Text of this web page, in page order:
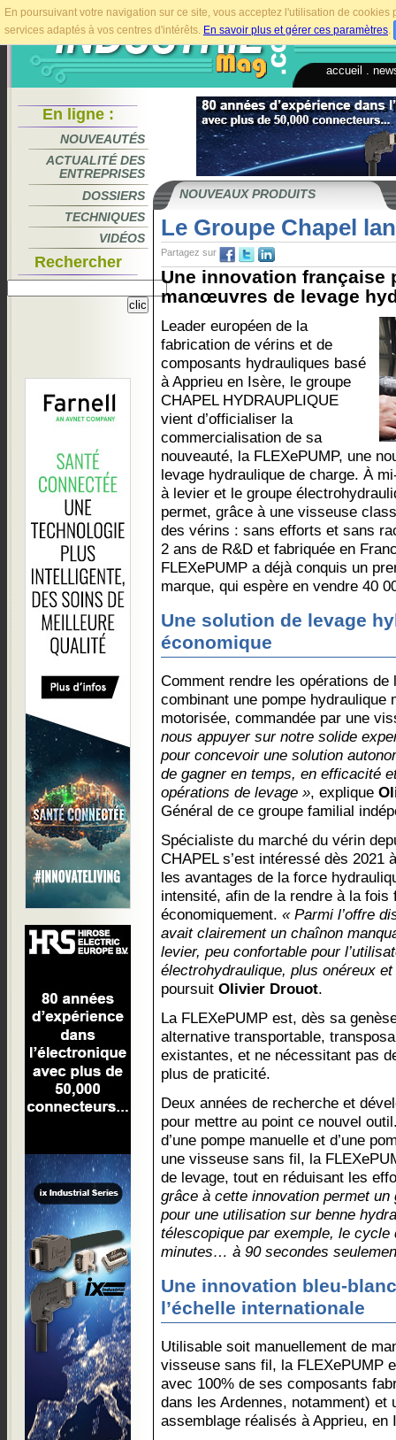
En poursuivant votre navigation sur ce site, vous acceptez l'utilisation de
services adaptés à vos centres d'intérêts. En savoir plus et gérer ces paramètres.
accueil
En ligne :
NOUVEAUTÉS
ACTUALITÉ DES
ENTREPRISES
DOSSIERS
TECHNIQUES
VIDÉOS
Rechercher
NOUVEAUX PRODUITS
Le Groupe Chapel
Partagez sur
Une innovation française
manœuvres de levage
Leader européen de la
fabrication de vérins et de
composants hydrauliques basé
à Apprieu en Isère, le groupe
CHAPEL HYDRAUPLIQUE
vient d’officialiser la
commercialisation de sa
nouveauté, la FLEXePUMP, une
levage hydraulique de charge. À
à levier et le groupe
permet, grâce à une visseuse
des vérins : sans efforts et sans
2 ans de R&D et fabriquée en
FLEXePUMP a déjà conquis un
marque, qui espère en vendre 40
Une solution de levage
économique
Comment rendre les opérations
combinant une pompe hydraulique
motorisée, commandée par une
nous appuyer sur notre solide
pour concevoir une solution
de gagner en temps, en efficacité
opérations de levage », explique
Général de ce groupe familial
Spécialiste du marché du vérin
CHAPEL s’est intéressé dès 2021
les avantages de la force
intensité, afin de la rendre à la fois
économiquement. « Parmi l’offre
avait clairement un chaînon
levier, peu confortable pour
électrohydraulique, plus onéreux
poursuit Olivier Drouot.
La FLEXePUMP est, dès sa
alternative transportable,
existantes, et ne nécessitant pas
plus de praticité.
Deux années de recherche et
pour mettre au point ce nouvel
d’une pompe manuelle et d’une
une visseuse sans fil, la
de levage, tout en réduisant les
grâce à cette innovation permet
pour une utilisation sur benne
télescopique par exemple, le cycle
minutes… à 90 secondes
Une innovation bleu-
l’échelle internationale
Utilisable soit manuellement de
visseuse sans fil, la FLEXePUMP
avec 100% de ses composants
dans les Ardennes, notamment) et
assemblage réalisés à Apprieu, en